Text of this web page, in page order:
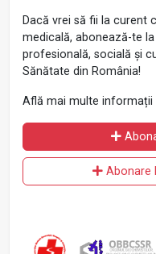
Dacă vrei să fii la curent
medicală, abonează-te
profesională, socială și
Sănătate din România!
Află mai multe informații
Abonare